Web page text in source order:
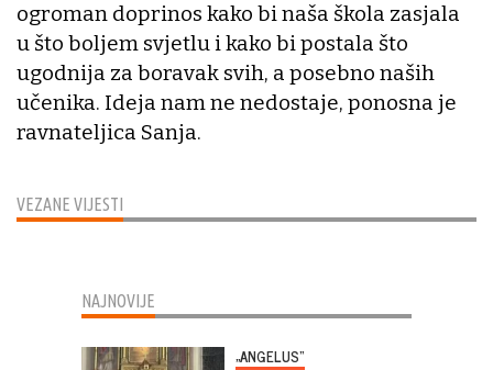
VEZANE VIJESTI
ogroman doprinos kako bi naša škola zasjala
u što boljem svjetlu i kako bi postala što
ugodnija za boravak svih, a posebno naših
učenika. Ideja nam ne nedostaje, ponosna je
ravnateljica Sanja.
NAJNOVIJE
„ANGELUS“